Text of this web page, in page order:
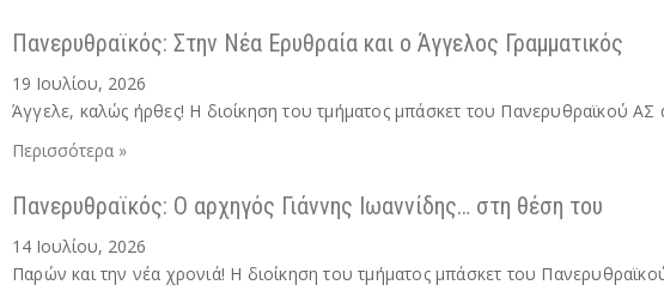
Πανερυθραϊκός: Στην Νέα Ερυθραία και ο Άγγελος Γραμματικός
19 Ιουλίου, 2026
Άγγελε, καλώς ήρθες! Η διοίκηση του τμήματος μπάσκετ του Πανερυθραϊκού
Περισσότερα »
Πανερυθραϊκός: Ο αρχηγός Γιάννης Ιωαννίδης… στη θέση του
14 Ιουλίου, 2026
Παρών και την νέα χρονιά! Η διοίκηση του τμήματος μπάσκετ του